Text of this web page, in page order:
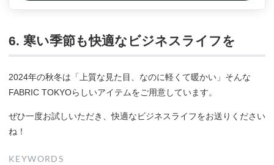
6. 寒い季節も快適なビジネスライフを
2024年の秋冬は「上質な見た目、なのに軽くて暖かい」そんな
FABRIC TOKYOらしいアイテムをご用意しています。
ぜひ一度お試しいただき、快適なビジネスライフをお送りください
ね！
KEYWORDS